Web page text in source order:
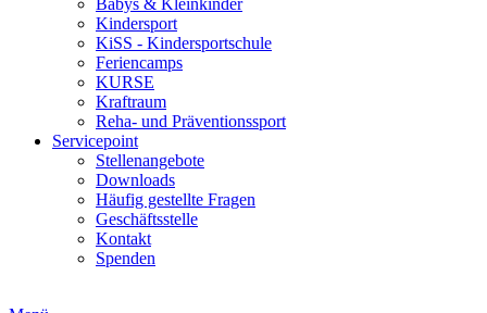
Babys & Kleinkinder
Kindersport
KiSS - Kindersportschule
Feriencamps
KURSE
Kraftraum
Reha- und Präventionssport
Servicepoint
Stellenangebote
Downloads
Häufig gestellte Fragen
Geschäftsstelle
Kontakt
Spenden